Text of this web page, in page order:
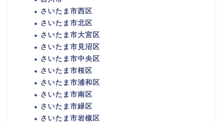
さいたま市西区
さいたま市北区
さいたま市大宮区
さいたま市見沼区
さいたま市中央区
さいたま市桜区
さいたま市浦和区
さいたま市南区
さいたま市緑区
さいたま市岩槻区